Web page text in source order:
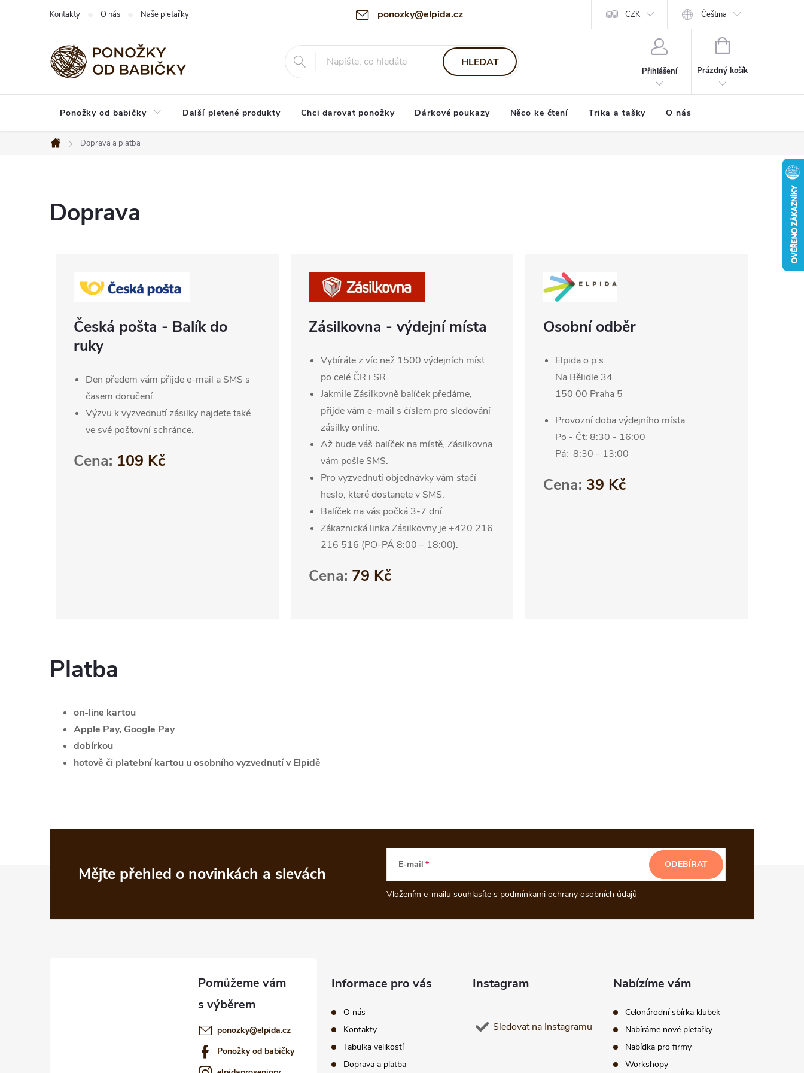
ponozky@elpida.cz
Kontakty O nás Naše pletařky CZK Čeština
HLEDAT
Přihlášení
NÁKUPNÍ
Prázdný košík
Ponožky od babičky Další pletené produkty Chci darovat ponožky Dárkové poukazy Něco ke čtení Trika a tašky O nás
Domů
Doprava a platba
Doprava
Česká pošta - Balík do
ruky
Den předem vám přijde e-mail a SMS s
časem doručení.
Výzvu k vyzvednutí zásilky najdete také
ve své poštovní schránce.
Cena: 109 Kč
Zásilkovna - výdejní místa
Vybíráte z víc než 1500 výdejních míst
po celé ČR i SR.
Jakmile Zásilkovně balíček předáme,
přijde vám e-mail s číslem pro sledování
zásilky online.
Až bude váš balíček na místě, Zásilkovna
vám pošle SMS.
Pro vyzvednutí objednávky vám stačí
heslo, které dostanete v SMS.
Balíček na vás počká 3-7 dní.
Zákaznická linka Zásilkovny je +420 216
216 516 (PO-PÁ 8:00 – 18:00).
Cena: 79 Kč
Osobní odběr
Elpida o.p.s.
Na Bělidle 34
150 00 Praha 5
Provozní doba výdejního místa:
Po - Čt:8:30 - 16:00
Pá: 8:30 - 13:00
Cena: 39 Kč
Platba
on-line kartou
Apple Pay, Google Pay
dobírkou
hotově či platební kartou u osobního vyzvednutí v Elpidě
Mějte přehled o novinkách a slevách E-mail
Vložením e-mailu souhlasíte s podmínkami ochrany osobních údajů
ODEBÍRAT
ponozky@elpida.cz
Ponožky od babičky
Informace pro vás
O nás
Kontakty
Tabulka velikostí
Doprava a platba
Instagram
Sledovat na Instagramu
Nabízíme vám
Celonárodní sbírka klubek
Nabíráme nové pletařky
Nabídka pro firmy
Workshopy